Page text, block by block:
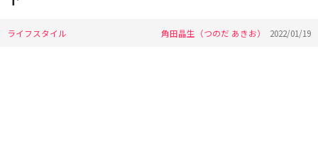
ライフスタイル 角田晶生（つのだ あきお） 2022/01/19